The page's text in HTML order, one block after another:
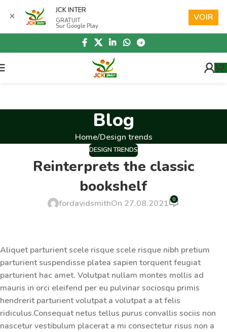
Skip to navigation
Skip to main content
Blog
Home Design trends
DESIGN TRENDS
Reinterprets the classic
bookshelf
fordavidsmithOn 27.08.2021 0
Aliquet parturient scele risque scele risque nibh pretium
parturient suspendisse platea sapien torquent feugiat
parturient hac amet. Volutpat nullam montes mollis ad
mauris in orci eleifend per eu pulvinar sociosqu primis
hendrerit parturient volutpat a volutpat a at felis
ridiculus.Consequat netus tellus purus convallis sociis non
nascetur vestibulum placerat a mi consectetur risus non a
✕
JCK INTER
GRATUIT
Sur Google Play
VOIR